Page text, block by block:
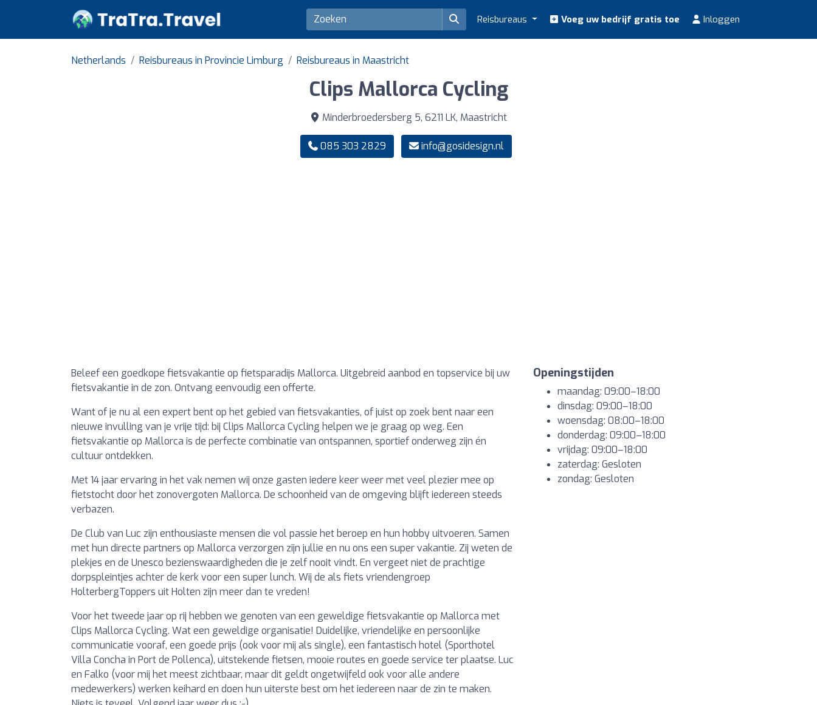
Reisbureaus Voeg uw bedrijf gratis toe Inloggen
Netherlands Reisbureaus in Provincie Limburg Reisbureaus in Maastricht
Clips Mallorca Cycling
Minderbroedersberg 5, 6211 LK, Maastricht
085 303 2829 info@gosidesign.nl
Beleef een goedkope fietsvakantie op fietsparadijs Mallorca. Uitgebreid aanbod en topservice bij uw
fietsvakantie in de zon. Ontvang eenvoudig een offerte.
Want of je nu al een expert bent op het gebied van fietsvakanties, of juist op zoek bent naar een
nieuwe invulling van je vrije tijd: bij Clips Mallorca Cycling helpen we je graag op weg. Een
fietsvakantie op Mallorca is de perfecte combinatie van ontspannen, sportief onderweg zijn én
cultuur ontdekken.
Met 14 jaar ervaring in het vak nemen wij onze gasten iedere keer weer met veel plezier mee op
fietstocht door het zonovergoten Mallorca. De schoonheid van de omgeving blijft iedereen steeds
verbazen.
De Club van Luc zijn enthousiaste mensen die vol passie het beroep en hun hobby uitvoeren. Samen
met hun directe partners op Mallorca verzorgen zijn jullie en nu ons een super vakantie. Zij weten de
plekjes en de Unesco bezienswaardigheden die je zelf nooit vindt. En vergeet niet de prachtige
dorpspleintjes achter de kerk voor een super lunch. Wij de als fiets vriendengroep
HolterbergToppers uit Holten zijn meer dan te vreden!
Voor het tweede jaar op rij hebben we genoten van een geweldige fietsvakantie op Mallorca met
Clips Mallorca Cycling. Wat een geweldige organisatie! Duidelijke, vriendelijke en persoonlijke
communicatie vooraf, een goede prijs (ook voor mij als single), een fantastisch hotel (Sporthotel
Villa Concha in Port de Pollenca), uitstekende fietsen, mooie routes en goede service ter plaatse. Luc
en Falko (voor mij het meest zichtbaar, maar dit geldt ongetwijfeld ook voor alle andere
medewerkers) werken keihard en doen hun uiterste best om het iedereen naar de zin te maken.
Openingstijden
maandag: 09:00–18:00
dinsdag: 09:00–18:00
woensdag: 08:00–18:00
donderdag: 09:00–18:00
vrijdag: 09:00–18:00
zaterdag: Gesloten
zondag: Gesloten